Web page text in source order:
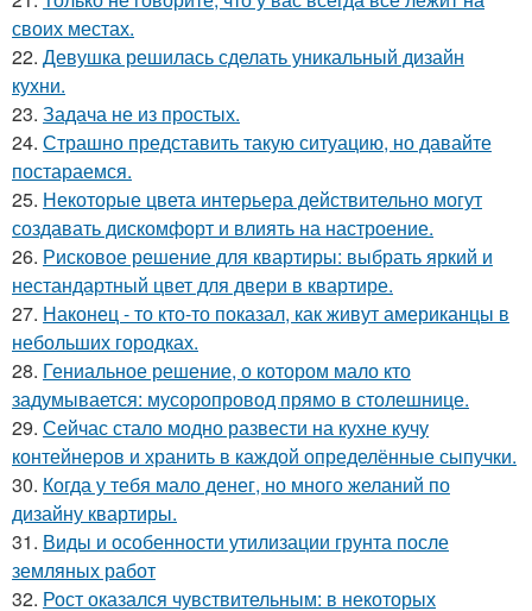
своих местах.
22. Девушка решилась сделать уникальный дизайн
кухни.
23. Задача не из простых.
24. Страшно представить такую ситуацию, но давайте
постараемся.
25. Некоторые цвета интерьера действительно могут
создавать дискомфорт и влиять на настроение.
26. Рисковое решение для квартиры: выбрать яркий и
нестандартный цвет для двери в квартире.
27. Наконец - то кто-то показал, как живут американцы в
небольших городках.
28. Гениальное решение, о котором мало кто
задумывается: мусоропровод прямо в столешнице.
29. Сейчас стало модно развести на кухне кучу
контейнеров и хранить в каждой определённые сыпучки.
30. Когда у тебя мало денег, но много желаний по
дизайну квартиры.
31. Виды и особенности утилизации грунта после
земляных работ
32. Рост оказался чувствительным: в некоторых